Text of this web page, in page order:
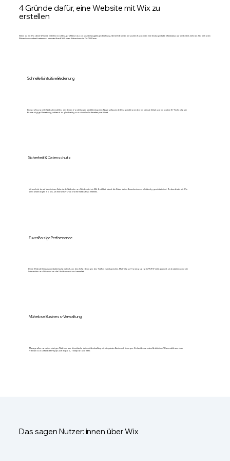
4 Gründe dafür, eine Website mit Wix zu
erstellen
Wenn du mit Wix deine Website erstellen möchtest, profitierst du von unserer langjährigen Erfahrung. Seit 2006 bieten wir unseren Kund:innen eine leistungsstarke Infrastruktur, auf die bereits mehr als 250 Millionen
Nutzer:innen weltweit vertrauen – darunter über 6 Millionen Nutzer:innen im DACH-Raum.
Schnelle & intuitive Bedienung
Eine professionelle Website erstellen, die deinen Vorstellungen perfekt entspricht: Nutze umfassende Designfunktionen bis ins kleinste Detail und innovative KI-Technologie
für eine zügige Umsetzung, während du gleichzeitig von schnellen Ladezeiten profitierst.
Sicherheit & Datenschutz
Mit uns bist du auf der sicheren Seite: Jede Website von Wix besitzt ein SSL-Zertifikat, damit die Daten deiner Besucher:innen vollständig geschützt sind. Zudem bietet dir Wix
alle notwendigen Tools, um eine DSGVO-konforme Website zu erstellen.
Zuverlässige Performance
Deine Website-Infrastruktur skaliert automatisch, um den Anforderungen des Traffics zu entsprechen. Multi-Cloud-Hosting sorgt für 99,9 % Verfügbarkeit. Und natürlich wird die
Infrastruktur von Wix rund um die Uhr überwacht und verwaltet.
Mühelose Business-Verwaltung
Manage alles von einer einzigen Plattform aus. Vereinfache deinen Arbeitsalltag mit integrierten Business-Lösungen. Du hast besondere Bedürfnisse? Dann wähle aus einer
Vielzahl von Drittanbieter-Apps wie Shippo, Trustpilot und mehr.
Das sagen Nutzer: innen über Wix